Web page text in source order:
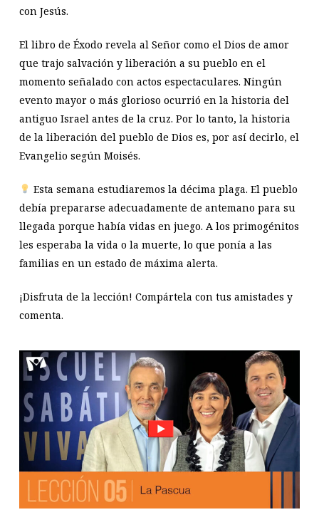
con Jesús.
El libro de Éxodo revela al Señor como el Dios de amor
que trajo salvación y liberación a su pueblo en el
momento señalado con actos espectaculares. Ningún
evento mayor o más glorioso ocurrió en la historia del
antiguo Israel antes de la cruz. Por lo tanto, la historia
de la liberación del pueblo de Dios es, por así decirlo, el
Evangelio según Moisés.
Esta semana estudiaremos la décima plaga. El pueblo
debía prepararse adecuadamente de antemano para su
llegada porque había vidas en juego. A los primogénitos
les esperaba la vida o la muerte, lo que ponía a las
familias en un estado de máxima alerta.
¡Disfruta de la lección! Compártela con tus amistades y
comenta.